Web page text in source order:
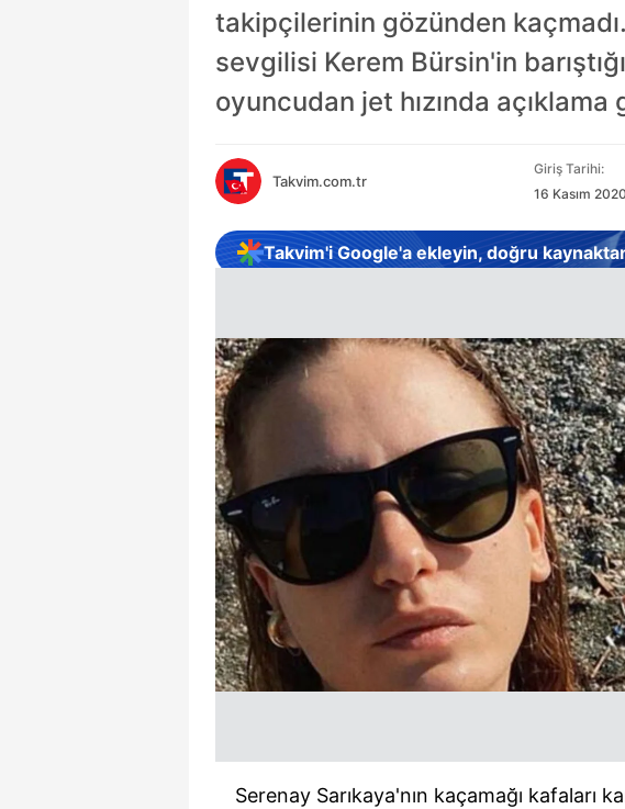
takipçilerinin gözünden
sevgilisi Kerem Bürsin'in
oyuncudan jet hızında açıklama
Takvim.com.tr
Giriş Tarihi:
16 Kasım
Takvim'i Google'a ekleyin, doğru
Serenay Sarıkaya'nın kaçamağı kafaları